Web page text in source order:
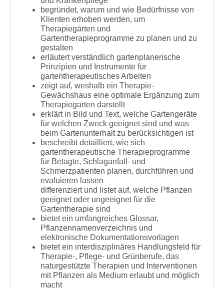
begründet, warum und wie Bedürfnisse von
Klienten erhoben werden, um
Therapiegärten und
Gartentherapieprogramme zu planen und zu
gestalten
erläutert verständlich gartenplanerische
Prinzipien und Instrumente für
gartentherapeutisches Arbeiten
zeigt auf, weshalb ein Therapie-
Gewächshaus eine optimale Ergänzung zum
Therapiegarten darstellt
erklärt in Bild und Text, welche Gartengeräte
für welchen Zweck geeignet sind und was
beim Gartenunterhalt zu berücksichtigen ist
beschreibt detailliert, wie sich
gartentherapeutische Therapieprogramme
für Betagte, Schlaganfall- und
Schmerzpatienten planen, durchführen und
evaluieren lassen
differenziert und listet auf, welche Pflanzen
geeignet oder ungeeignet für die
Gartentherapie sind
bietet ein umfangreiches Glossar,
Pflanzennamenverzeichnis und
elektronische Dokumentationsvorlagen
bietet ein interdisziplinäres Handlungsfeld für
Therapie-, Pflege- und Grünberufe, das
naturgestützte Therapien und Interventionen
mit Pflanzen als Medium erlaubt und möglich
macht